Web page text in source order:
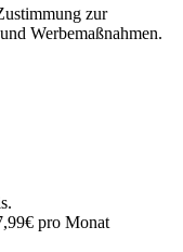
zur
Werbemaßnahmen.
pro Monat